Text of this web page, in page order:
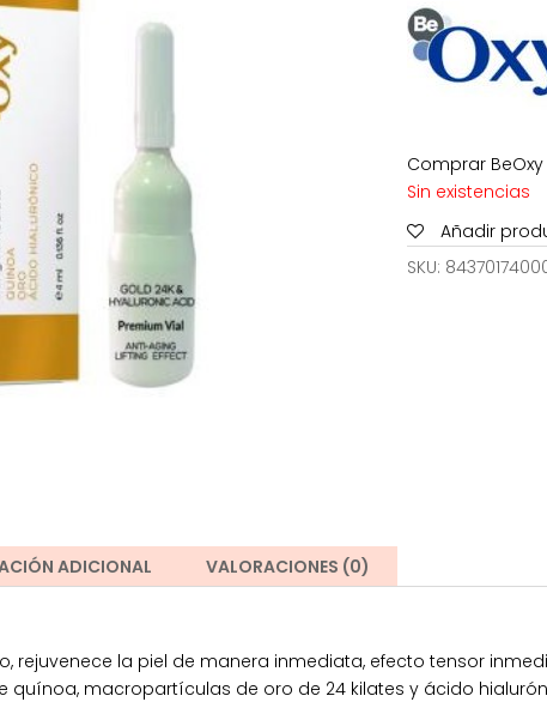
Comprar
Sin existencias
Añadir
SKU:
ADICIONAL VALORACIONES (0)
rejuvenece la piel de manera inmediata, efecto tensor
quínoa, macropartículas de oro de 24 kilates y ácido